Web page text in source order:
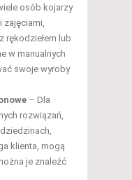
osób kojarzy
rękodziełem lub
w manualnych
swoje wyroby
– Dla
rozwiązań,
klienta, mogą
je znaleźć